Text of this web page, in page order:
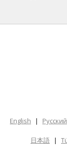
English | Русский
日本語 |